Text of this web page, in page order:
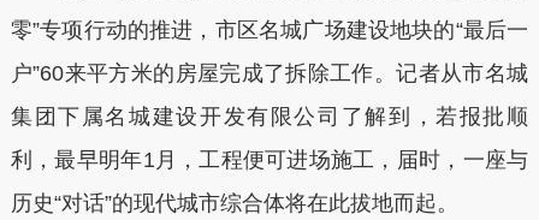
零”专项行动的推进，市区名城广场建设地块的“最后一
户”60来平方米的房屋完成了拆除工作。记者从市名城
集团下属名城建设开发有限公司了解到，若报批顺
利，最早明年1月，工程便可进场施工，届时，一座与
历史“对话”的现代城市综合体将在此拔地而起。